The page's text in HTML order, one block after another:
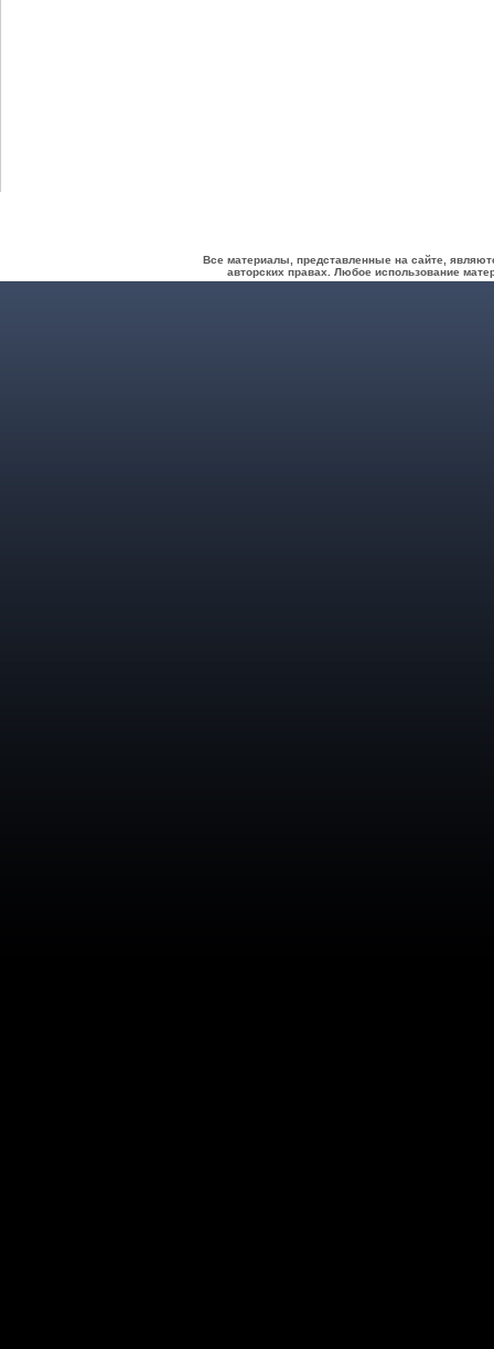
Все материалы, представленные на сайте,
авторских правах. Любое использование